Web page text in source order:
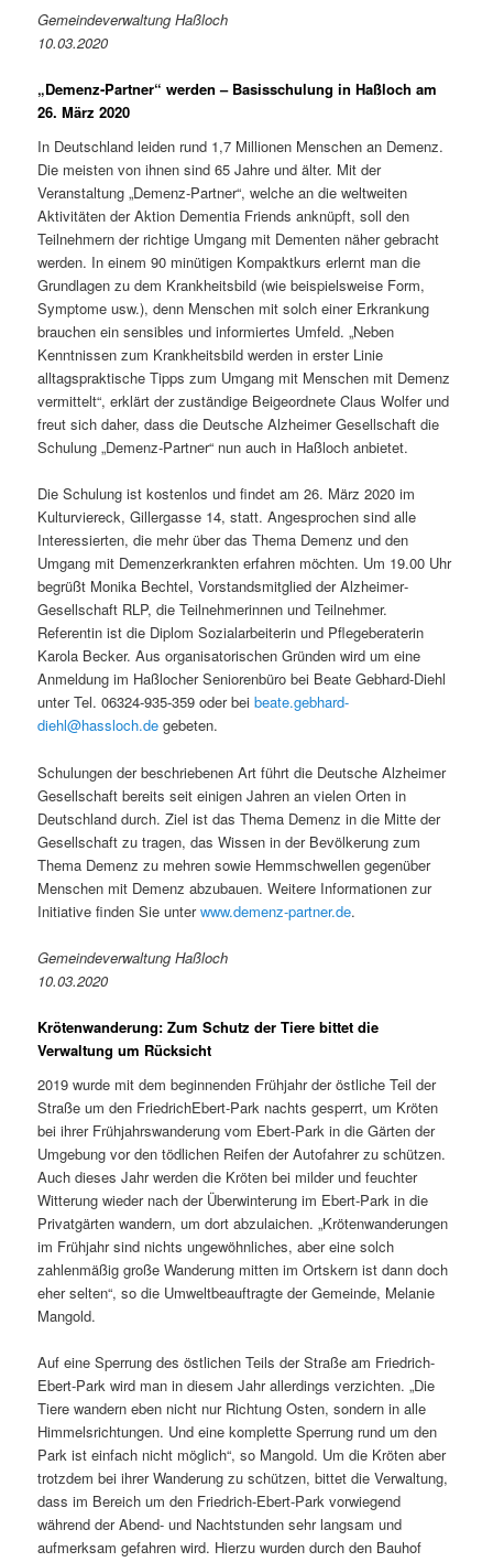
Gemeindeverwaltung Haßloch
10.03.2020
„Demenz‐Partner“ werden – Basisschulung in Haßloch am
26. März 2020
In Deutschland leiden rund 1,7 Millionen Menschen an Demenz.
Die meisten von ihnen sind 65 Jahre und älter. Mit der
Veranstaltung „Demenz-Partner“, welche an die weltweiten
Aktivitäten der Aktion Dementia Friends anknüpft, soll den
Teilnehmern der richtige Umgang mit Dementen näher gebracht
werden. In einem 90 minütigen Kompaktkurs erlernt man die
Grundlagen zu dem Krankheitsbild (wie beispielsweise Form,
Symptome usw.), denn Menschen mit solch einer Erkrankung
brauchen ein sensibles und informiertes Umfeld. „Neben
Kenntnissen zum Krankheitsbild werden in erster Linie
alltagspraktische Tipps zum Umgang mit Menschen mit Demenz
vermittelt“, erklärt der zuständige Beigeordnete Claus Wolfer und
freut sich daher, dass die Deutsche Alzheimer Gesellschaft die
Schulung „Demenz-Partner“ nun auch in Haßloch anbietet.
Die Schulung ist kostenlos und findet am 26. März 2020 im
Kulturviereck, Gillergasse 14, statt. Angesprochen sind alle
Interessierten, die mehr über das Thema Demenz und den
Umgang mit Demenzerkrankten erfahren möchten. Um 19.00 Uhr
begrüßt Monika Bechtel, Vorstandsmitglied der Alzheimer‐
Gesellschaft RLP, die Teilnehmerinnen und Teilnehmer.
Referentin ist die Diplom Sozialarbeiterin und Pflegeberaterin
Karola Becker. Aus organisatorischen Gründen wird um eine
Anmeldung im Haßlocher Seniorenbüro bei Beate Gebhard-Diehl
unter Tel. 06324‐935‐359 oder beibeate.gebhard-
diehl@hassloch.de gebeten.
Schulungen der beschriebenen Art führt die Deutsche Alzheimer
Gesellschaft bereits seit einigen Jahren an vielen Orten in
Deutschland durch. Ziel ist das Thema Demenz in die Mitte der
Gesellschaft zu tragen, das Wissen in der Bevölkerung zum
Thema Demenz zu mehren sowie Hemmschwellen gegenüber
Menschen mit Demenz abzubauen. Weitere Informationen zur
Initiative finden Sie unterwww.demenz-partner.de.
Gemeindeverwaltung Haßloch
10.03.2020
Krötenwanderung: Zum Schutz der Tiere bittet die
Verwaltung um Rücksicht
2019 wurde mit dem beginnenden Frühjahr der östliche Teil der
Straße um den FriedrichEbert-Park nachts gesperrt, um Kröten
bei ihrer Frühjahrswanderung vom Ebert-Park in die Gärten der
Umgebung vor den tödlichen Reifen der Autofahrer zu schützen.
Auch dieses Jahr werden die Kröten bei milder und feuchter
Witterung wieder nach der Überwinterung im Ebert-Park in die
Privatgärten wandern, um dort abzulaichen. „Krötenwanderungen
im Frühjahr sind nichts ungewöhnliches, aber eine solch
zahlenmäßig große Wanderung mitten im Ortskern ist dann doch
eher selten“, so die Umweltbeauftragte der Gemeinde, Melanie
Mangold.
Auf eine Sperrung des östlichen Teils der Straße am Friedrich-
Ebert-Park wird man in diesem Jahr allerdings verzichten. „Die
Tiere wandern eben nicht nur Richtung Osten, sondern in alle
Himmelsrichtungen. Und eine komplette Sperrung rund um den
Park ist einfach nicht möglich“, so Mangold. Um die Kröten aber
trotzdem bei ihrer Wanderung zu schützen, bittet die Verwaltung,
dass im Bereich um den Friedrich-Ebert-Park vorwiegend
während der Abend- und Nachtstunden sehr langsam und
aufmerksam gefahren wird. Hierzu wurden durch den Bauhof